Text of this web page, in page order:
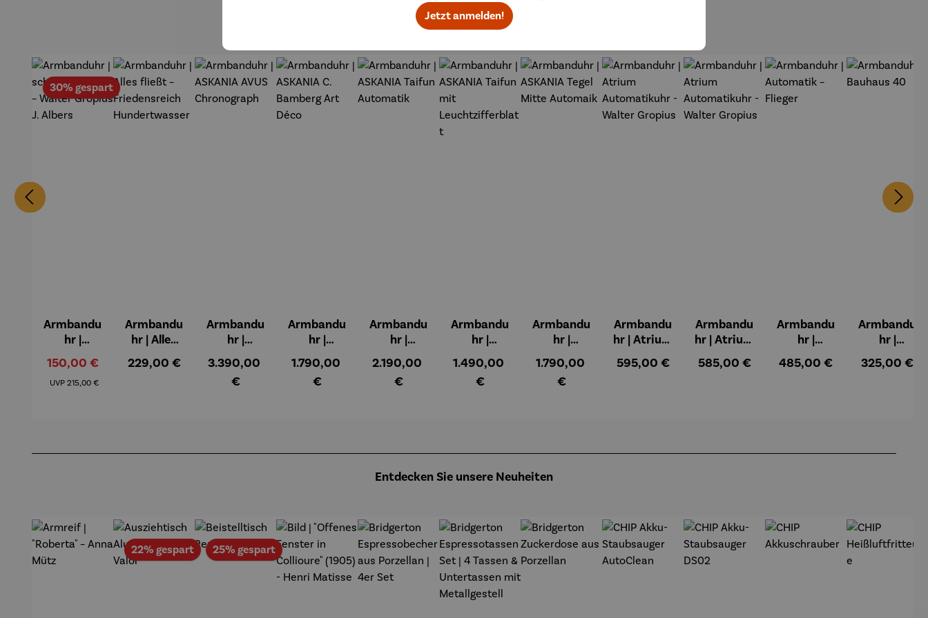
Topseller aus der Kategorie Armbanduhren
30% gespartRabatt
Armbandu
hr |
weiß –
Walter
Verkaufspreis:
150,00 €
UVP Regulärer Preis:
215,00 €
Armbandu
hr | Alles
Friedensre
Regulärer Preis:
229,00 €
Armbandu
hr |
AVUS
Chronogra
Regulärer Preis:
3.390,00
€
Armbandu
hr |
C.
Bamberg
Regulärer Preis:
1.790,00
€
Armbandu
hr |
Taifun
Automati
Regulärer Preis:
2.190,00
€
Armbandu
hr |
Taifun mit
Leuchtziff
Regulärer Preis:
1.490,00
€
Armbandu
hr |
Tegel
Mitte
Regulärer Preis:
1.790,00
€
Armbandu
hr | Atrium
kuhr -
Regulärer Preis:
595,00 €
Armbandu
hr | Atrium
kuhr -
Regulärer Preis:
585,00 €
Armbandu
hr |
k – Flieger
Regulärer Preis:
485,00 €
Armbandu
hr |
40
Regulärer
325,00 €
Entdecken Sie unsere Neuheiten
22% gespartRabatt25% gespartRabatt
Jetzt anmelden!